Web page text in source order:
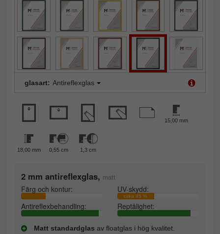
glasart: Antireflexglas
15,00 mm
18,00 mm 0,55 cm 1,3 cm
2 mm antireflexglas, matt
Färg och kontur: UV-skydd:
cirka 45 %
Antireflexbehandling: Reptålighet:
Matt standardglas av floatglas i hög kvalitet.